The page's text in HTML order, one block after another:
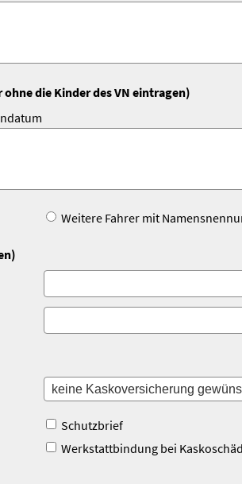
die Kinder des VN eintragen)
Weitere Fahrer mit
Schutzbrief
Werkstattbindung bei